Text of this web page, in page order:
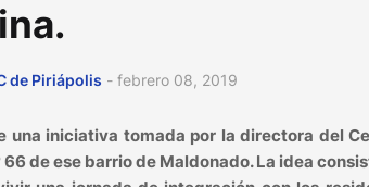
de Piriápolis - febrero 08, 2019
una iniciativa tomada por la directora del
66 de ese barrio de Maldonado. La idea